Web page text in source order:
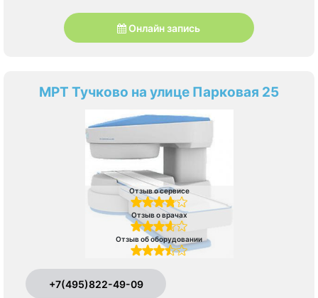
Онлайн запись
МРТ Тучково на улице Парковая 25
Отзыв о сервисе
Отзыв о врачах
Отзыв об оборудовании
+7(495)822-49-09